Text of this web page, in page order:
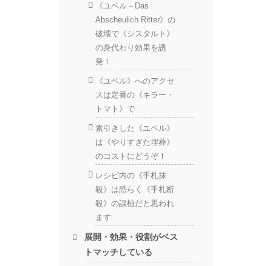
《ユベル－Das
Abscheulich Ritter》の
破壊で《シスタルト》
の身代わり効果を誘
発！
《ユベル》へのアクセ
スは定番の《キラー・
トマト》で
素引きした《ユベル》
は《やりすぎた埋葬》
のコストにどうぞ！
レシピ内の《手札抹
殺》は恐らく《手札断
殺》の誤植だと思われ
ます
展開・効果・役割がベス
トマッチしている